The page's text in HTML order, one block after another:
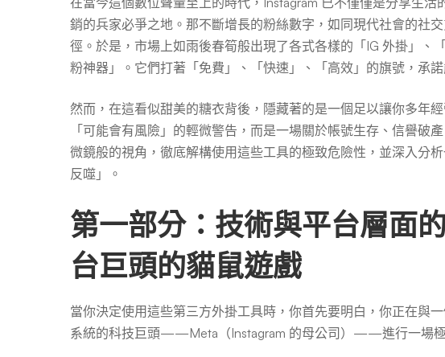
停
用
風
險
分
析
銷的兵家必爭之地。那不斷增長的粉絲數字，如同現代社會的社
徑。於是，市場上如雨後春筍般出現了各式各樣的「IG 外掛」、
粉神器」。它們打著「免費」、「快速」、「高效」的旗號，承
然而，在這看似甜美的糖衣背後，隱藏著的是一個足以讓你多年
「可能會有風險」的輕微警告，而是一場關於帳號生存、信譽破
微鏡般的視角，徹底解構使用這些工具的極致危險性，並深入分
反噬」。
第一部分：技術與平台層
台巨頭的貓鼠遊戲
當你決定使用這些第三方外掛工具時，你首先要明白，你正在與
系統的科技巨頭——Meta（Instagram 的母公司）——進行一場極